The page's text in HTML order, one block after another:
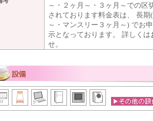
～・２ヶ月～・３ヶ月～での区
されております料金表は、 長
～・マンスリー３ヶ月～) でお
示となっております。 詳しく
せ。